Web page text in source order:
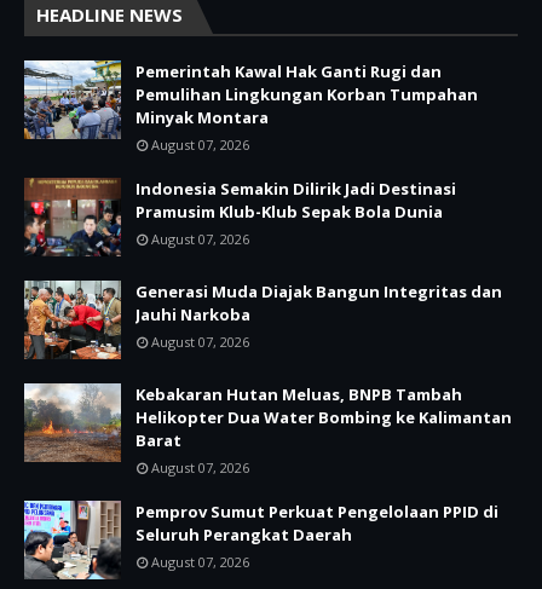
HEADLINE NEWS
Pemerintah Kawal Hak Ganti Rugi dan
Pemulihan Lingkungan Korban Tumpahan
Minyak Montara
August 07, 2026
Indonesia Semakin Dilirik Jadi Destinasi
Pramusim Klub-Klub Sepak Bola Dunia
August 07, 2026
Generasi Muda Diajak Bangun Integritas dan
Jauhi Narkoba
August 07, 2026
Kebakaran Hutan Meluas, BNPB Tambah
Helikopter Dua Water Bombing ke Kalimantan
Barat
August 07, 2026
Pemprov Sumut Perkuat Pengelolaan PPID di
Seluruh Perangkat Daerah
August 07, 2026